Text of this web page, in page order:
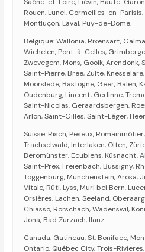
Rouen, Lunel, Cormeilles-en-
Montluçon, Laval, Puy-de-Dôme.
Belgique: Wallonia, Rixensart,
Wichelen, Pont-à-Celles,
Zwevegem, Mons, Gooik,
Saint-Pierre, Bree, Zulte,
Moorslede, Bastogne, Geer, Balen,
Oudenburg, Lincent, Gedinne,
Saint-Nicolas, Geraardsbergen,
Arlon, Saint-Gilles, Saint-Léger,
Suisse: Risch, Peseux,
Trachselwald, Interlaken, Olten,
Beromünster, Ecublens, Küsnacht,
Saint-Prex, Freienbach, Bussigny,
Toggenburg, Münchenstein, Arosa,
Vitale, Rüti, Lyss, Muri bei Bern,
Orsières, Lachen, Seeland,
Chiasso, Rorschach, Wädenswil,
Jona, Bad Zurzach, Ilanz.
Canada: Gatineau, St. Boniface,
Ontario, Québec City, Trois-